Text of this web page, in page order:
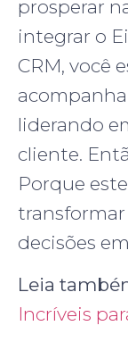
prosperar
integrar o
CRM, você
liderando
cliente.
Porque
transformar
decisões
Leia
Incríveis